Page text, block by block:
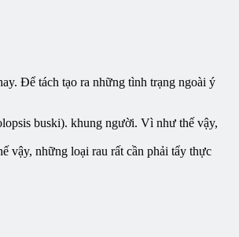
Để tách tạo ra những tình trạng ngoài ý
buski). khung người. Vì như thế vậy,
vậy, những loại rau rất cần phải tẩy thực